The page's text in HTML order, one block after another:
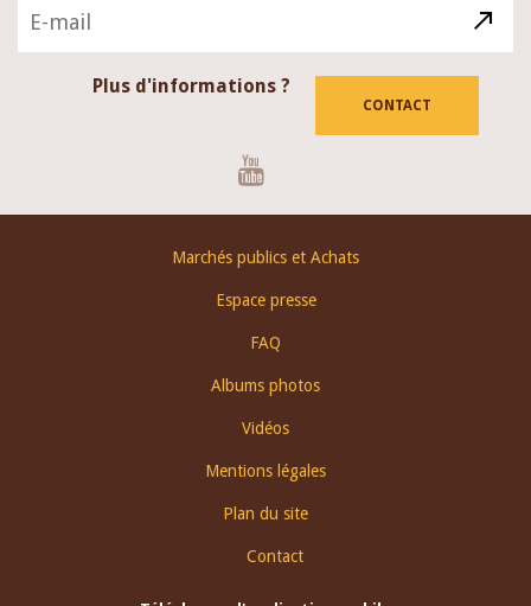
Plus d'informations ?
CONTACT
Marchés publics et Achats
Espace presse
FAQ
Albums photos
Vidéos
Mentions légales
Plan du site
Contact